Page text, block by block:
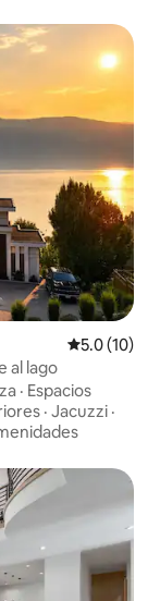
Calificación
5.0 (10)
al lago
· Espacios
· Jacuzzi ·